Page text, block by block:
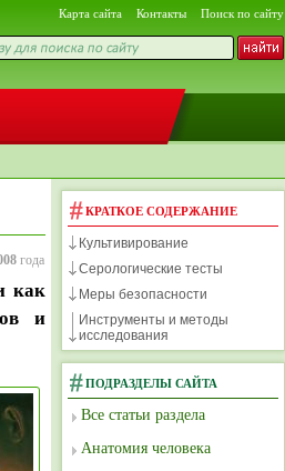
Карта сайта Контакты Поиск по сайту
года
как
и
КРАТКОЕ СОДЕРЖАНИЕ
Культивирование
Серологические тесты
Меры безопасности
Инструменты и методы
исследования
ПОДРАЗДЕЛЫ САЙТА
Все статьи раздела
Анатомия человека